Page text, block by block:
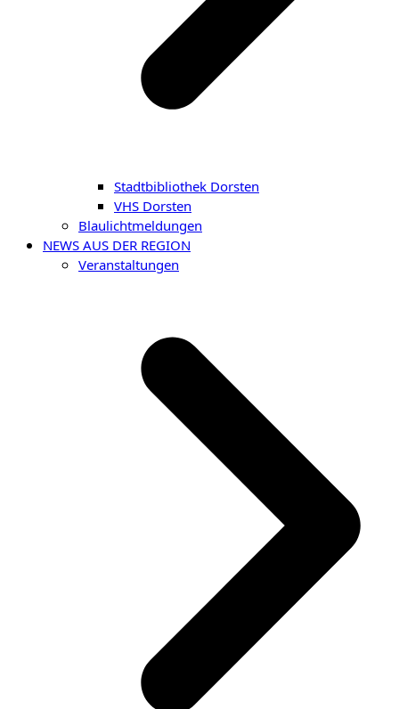
Stadtbibliothek Dorsten
VHS Dorsten
Blaulichtmeldungen
NEWS AUS DER REGION
Veranstaltungen